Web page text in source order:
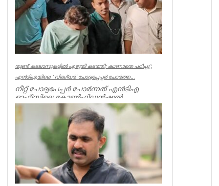
തുണ്ട് കടലാസുകളില്‍ എഴുതി കടത്തി; കാണാതെ പഠിച്ചു’;
എന്‍ടിഎയിലെ ‘ വിദഗ്ധര്‍’ ചോദ്യപ്പേപ്പര്‍ ചോര്‍ത്ത...
നീറ്റ് ചോദ്യപേപ്പര്‍ ചോര്‍ന്നത് എന്‍ടിഎ
ഓഫീസിലെ കോണ്‍ഫിഡന്‍ഷ്യല്‍
സെക്ഷനില്‍ നിന്ന് എന്ന് സിബിഐ. എന...
Kerala